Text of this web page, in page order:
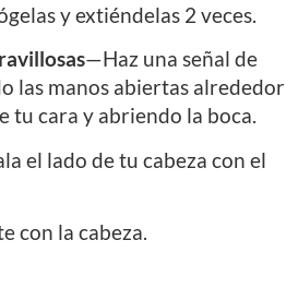
y extiéndelas 2 veces.
—Haz una señal de
las manos abiertas alrededor
tu cara y abriendo la boca.
el lado de tu cabeza con el
con la cabeza.